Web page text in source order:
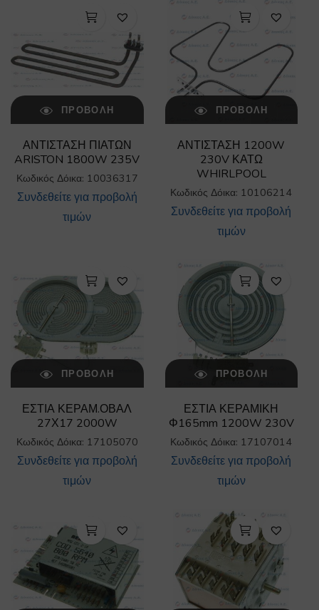
ΠΡΟΒΟΛΉ
ΑΝΤΙΣΤΑΣΗ ΠΙΑΤΩΝ
ARISTON 1800W 235V
Κωδικός Δόικα: 10036317
Συνδεθείτε για προβολή
τιμών
ΠΡΟΒΟΛΉ
ΑΝΤΙΣΤΑΣΗ 1200W
230V ΚΑΤΩ
WHIRLPOOL
Κωδικός Δόικα: 10106214
Συνδεθείτε για προβολή
τιμών
ΠΡΟΒΟΛΉ
ΕΣΤΙΑ ΚΕΡΑΜ.ΟΒΑΛ
27Χ17 2000W
Κωδικός Δόικα: 17105070
Συνδεθείτε για προβολή
τιμών
ΠΡΟΒΟΛΉ
ΕΣΤΙΑ ΚΕΡΑΜΙΚΗ
Φ165mm 1200W 230V
Κωδικός Δόικα: 17107014
Συνδεθείτε για προβολή
τιμών